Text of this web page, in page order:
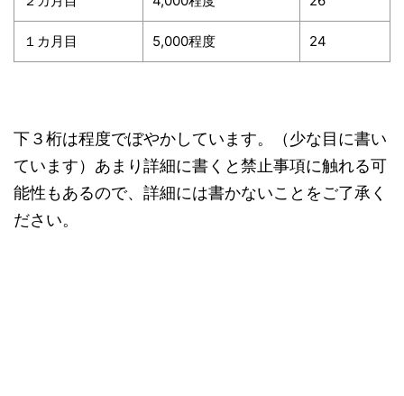
１カ月目 5,000程度 24
下３桁は程度でぼやかしています。（少な目に書い
ています）あまり詳細に書くと禁止事項に触れる可
能性もあるので、詳細には書かないことをご了承く
ださい。